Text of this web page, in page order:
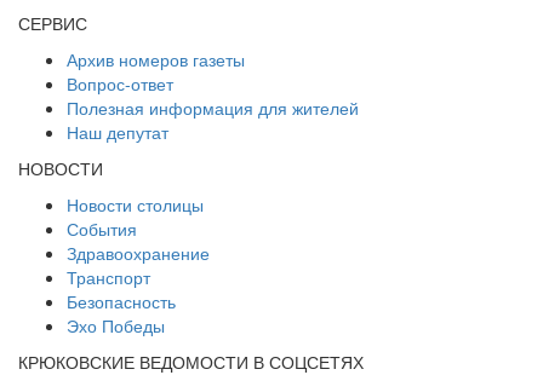
СЕРВИС
Архив номеров газеты
Вопрос-ответ
Полезная информация для жителей
Наш депутат
НОВОСТИ
Новости столицы
События
Здравоохранение
Транспорт
Безопасность
Эхо Победы
КРЮКОВСКИЕ ВЕДОМОСТИ В СОЦСЕТЯХ